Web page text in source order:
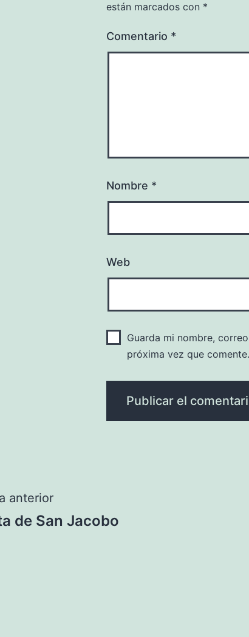
están marcados con *
Comentario *
Nombre *
Web
Guarda mi nombre,
próxima vez que comente.
anterior
de San Jacobo